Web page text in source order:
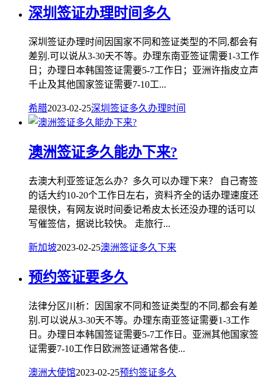
深圳签证办理时间多久
深圳签证办理时间因国家不同和签证类型的不同,都会有
差别.可以说从3-30天不等。办理东南亚签证需要1-3工作
日；办理日本韩国签证需要5-7工作日；亚洲许指皮立声
千止及其他国家签证需要7-10工...
希腊2023-02-25深圳 签证多久 办理时间
澳洲签证多久能办下来?
去澳大利亚签证怎么办？多久可以办理下来？ 自己寄签
的话大约10-20个工作日左右，资料齐全的话办理速度还
是很快，有网友说时间委记希皮太长还没办理的话可以
写催签信，据说比较快。 走旅行...
新加坡2023-02-25澳洲签证多久下来
预约签证要多久
法律分区川析：因国家不同和签证类型的不同,都会有差
别.可以说从3-30天不等。办理东南亚签证需要1-3工作
日。办理日本韩国签证需要5-7工作日。亚洲其他国家签
证需要7-10工作日欧洲签证通常各使...
澳洲大使馆2023-02-25预约签证多久